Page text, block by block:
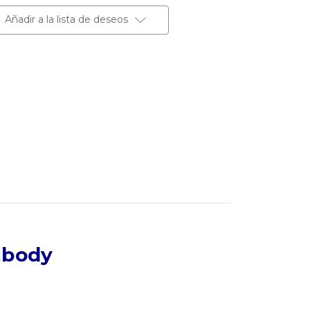
Añadir a la lista de deseos